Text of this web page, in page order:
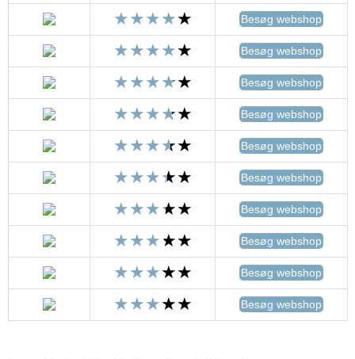
Besøg webshop
Besøg webshop
Besøg webshop
Besøg webshop
Besøg webshop
Besøg webshop
Besøg webshop
Besøg webshop
Besøg webshop
Besøg webshop